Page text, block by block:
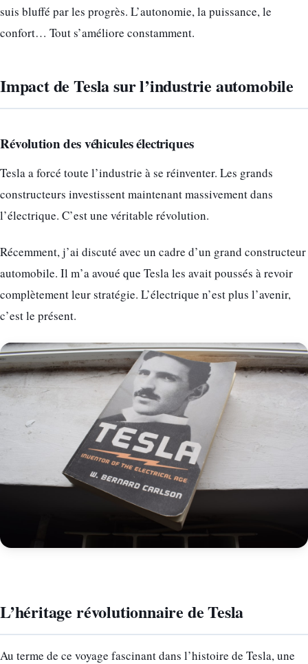
suis bluffé par les progrès. L’autonomie, la puissance, le
confort… Tout s’améliore constamment.
Impact de Tesla sur l’industrie automobile
Révolution des véhicules électriques
Tesla a forcé toute l’industrie à se réinventer. Les grands
constructeurs investissent maintenant massivement dans
l’électrique. C’est une véritable révolution.
Récemment, j’ai discuté avec un cadre d’un grand constructeur
automobile. Il m’a avoué que Tesla les avait poussés à revoir
complètement leur stratégie. L’électrique n’est plus l’avenir,
c’est le présent.
L’héritage révolutionnaire de Tesla
Au terme de ce voyage fascinant dans l’histoire de Tesla, une